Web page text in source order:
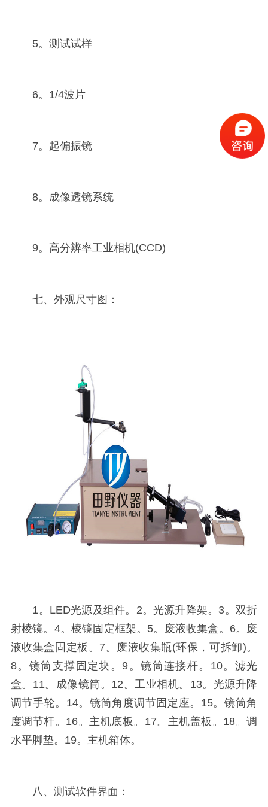
5。测试试样
6。1/4波片
7。起偏振镜
8。成像透镜系统
9。高分辨率工业相机(CCD)
七、外观尺寸图：
1。LED光源及组件。2。光源升降架。3。双折
射棱镜。4。棱镜固定框架。5。废液收集盒。6。废
液收集盒固定板。7。废液收集瓶(环保，可拆卸)。
8。镜筒支撑固定块。9。镜筒连接杆。10。滤光
盒。11。成像镜筒。12。工业相机。13。光源升降
调节手轮。14。镜筒角度调节固定座。15。镜筒角
度调节杆。16。主机底板。17。主机盖板。18。调
水平脚垫。19。主机箱体。
八、测试软件界面：